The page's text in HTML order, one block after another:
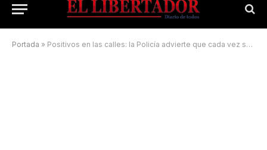
Portada » Positivos en las calles: la Policía advierte que cada vez son más